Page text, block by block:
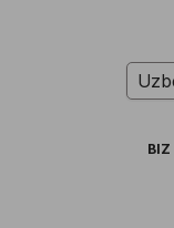
BIZ